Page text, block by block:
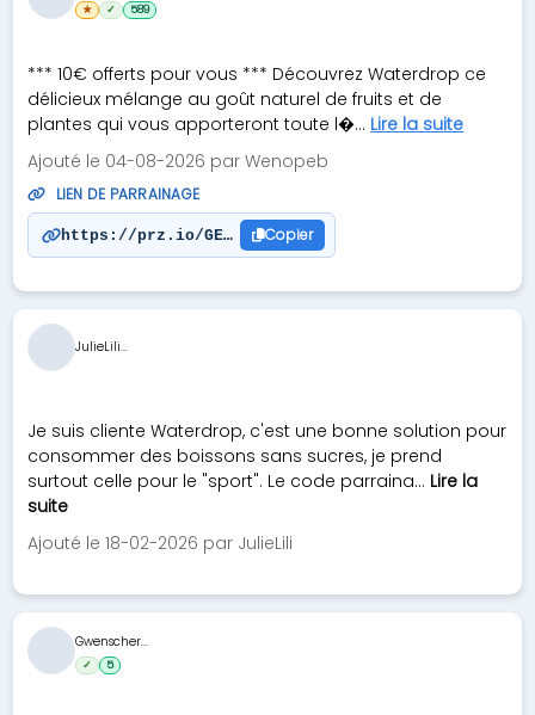
*** 10€ offerts pour vous *** Découvrez Waterdrop ce
délicieux mélange au goût naturel de fruits et de
plantes qui vous apporteront toute l�... Lire la suite
Ajouté le 04-08-2026 par Wenopeb
LIEN DE PARRAINAGE
https://prz.io/GE3yxzVimCopier
★ ✓ 589
Je suis cliente Waterdrop, c'est une bonne solution pour
consommer des boissons sans sucres, je prend
surtout celle pour le "sport". Le code parraina... Lire la
suite
Ajouté le 18-02-2026 par JulieLili
JulieLili...
Gwenscher...
✓ 5